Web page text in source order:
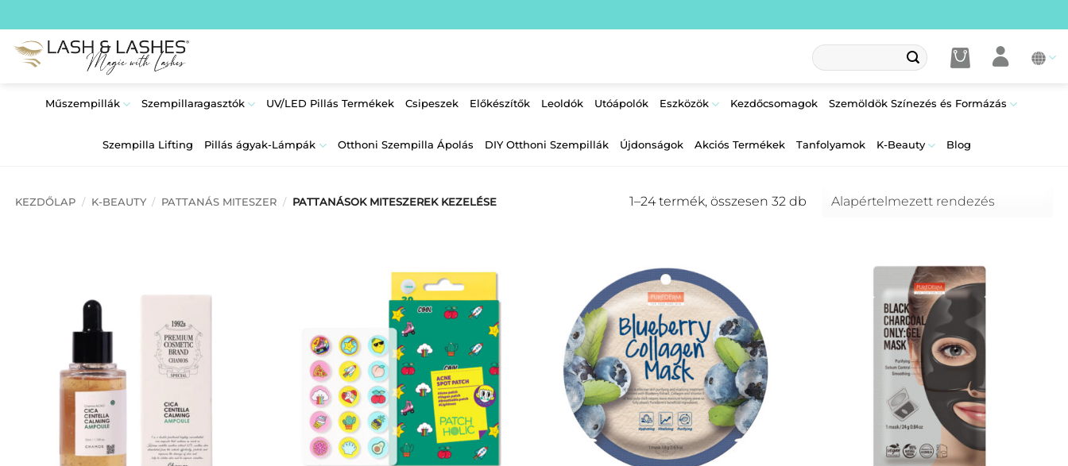
to
content
Keresés
a
Műszempillák
Szempillaragasztók UV/LED Pillás Termékek Csipeszek Előkészítők Leoldók Utóápolók Eszközök Kezdőcsomagok Szemöldök Színezés és Formázás
Szempilla Lifting Pillás ágyak-Lámpák Otthoni Szempilla Ápolás DIY Otthoni Szempillák Újdonságok Akciós Termékek Tanfolyamok K-Beauty Blog
KEZDŐLAP / K-BEAUTY / PATTANÁS MITESZER / PATTANÁSOK MITESZEREK KEZELÉSE 1–24 termék, összesen 32 db